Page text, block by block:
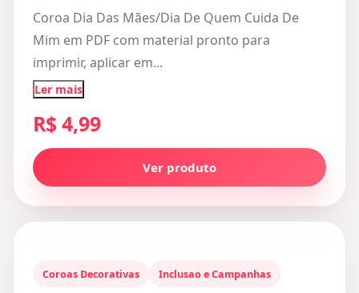
Coroa Dia Das Mães/Dia De Quem Cuida De
Mim em PDF com material pronto para
imprimir, aplicar em...
Ler mais
R$ 4,99
Ver produto
Coroas Decorativas Inclusao e Campanhas